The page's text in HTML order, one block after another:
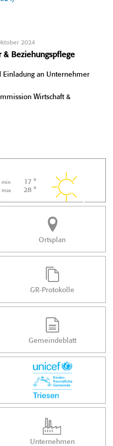
2024
& Beziehungspflege
Einladung an Unternehmer
Wirtschaft &
min 17 °
max 28 °
Ortsplan
GR-Protokolle
Gemeindeblatt
Unternehmen